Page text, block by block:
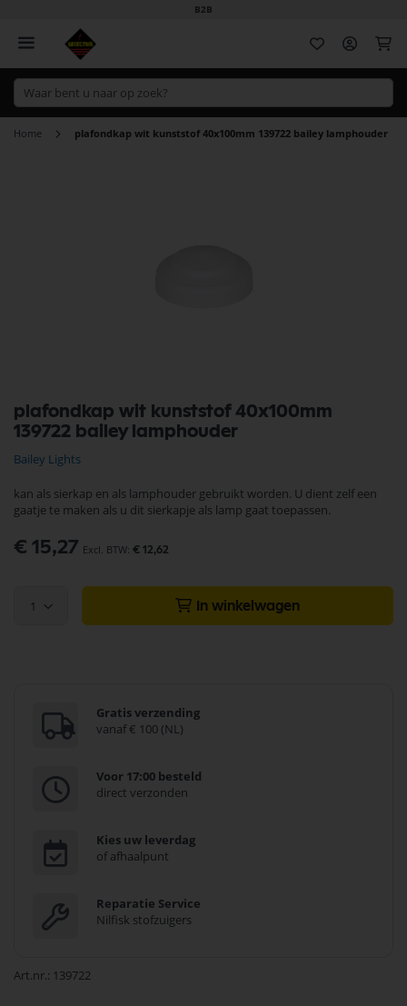
B2B
Home plafondkap wit kunststof 40x100mm 139722 bailey lamphouder
plafondkap wit kunststof 40x100mm
139722 bailey lamphouder
Bailey Lights
kan als sierkap en als lamphouder gebruikt worden. U dient zelf een
gaatje te maken als u dit sierkapje als lamp gaat toepassen.
€ 15,27 € 12,62
1 In winkelwagen
Gratis verzending
vanaf € 100 (NL)
Voor 17:00 besteld
direct verzonden
Kies uw leverdag
of afhaalpunt
Reparatie Service
Nilfisk stofzuigers
Art.nr. 139722
naar
het
van
afbeeldingen-
gallerij